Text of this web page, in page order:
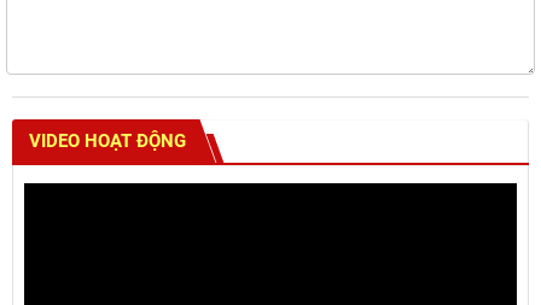
VIDEO HOẠT ĐỘNG